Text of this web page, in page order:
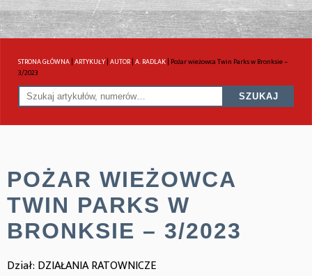
STRONA GŁÓWNA|ARTYKUŁY|AUTOR|A. RADLAK| Pożar wieżowca Twin Parks w Bronksie –
3/2023
SZUKAJ
POŻAR WIEŻOWCA
TWIN PARKS W
BRONKSIE – 3/2023
Dział: DZIAŁANIA RATOWNICZE